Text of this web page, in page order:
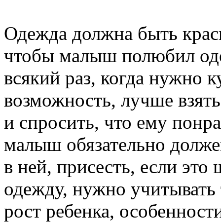
Одежда должна быть
чтобы малыш полюбил
всякий раз, когда нужно
возможность, лучше
и спросить, что ему
малыш обязательно
в ней, присесть, если
одежду, нужно учитывать
рост ребенка,